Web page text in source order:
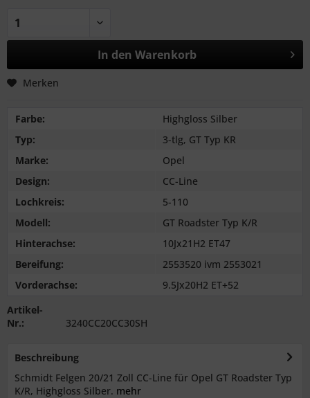
In den Warenkorb
Merken
Farbe:
Highgloss Silber
Typ:
3-tlg, GT Typ KR
Marke:
Opel
Design:
CC-Line
Lochkreis:
5-110
Modell:
GT Roadster Typ K/R
Hinterachse:
10Jx21H2 ET47
Bereifung:
2553520 ivm 2553021
Vorderachse:
9.5Jx20H2 ET+52
Artikel-
Nr.:
3240CC20CC30SH
Beschreibung
Schmidt Felgen 20/21 Zoll CC-Line für Opel GT Roadster Typ
K/R, Highgloss Silber. mehr